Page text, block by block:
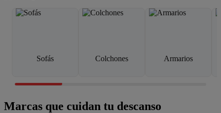
Sofás Colchones Armarios
Marcas que cuidan tu descanso